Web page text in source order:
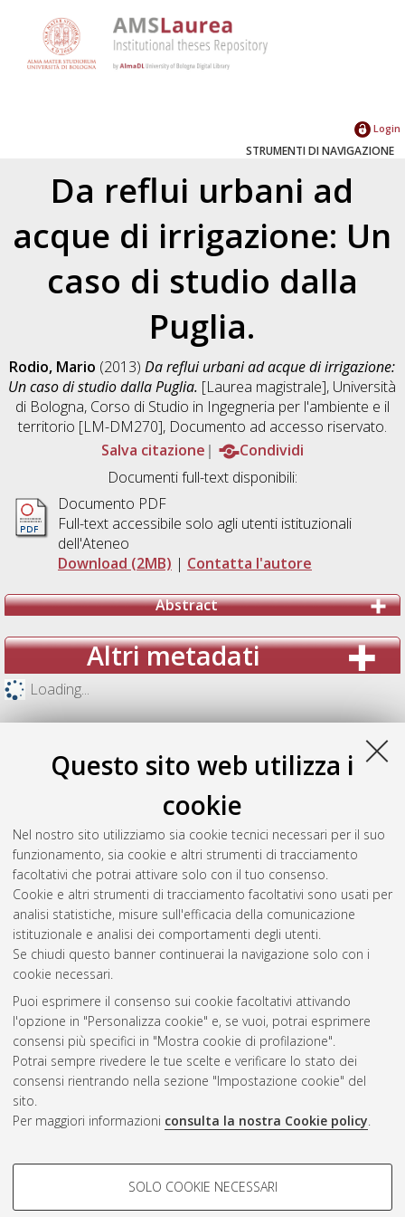
Questo sito web utilizza i
cookie
Nel nostro sito utilizziamo sia cookie tecnici necessari per il suo
funzionamento, sia cookie e altri strumenti di tracciamento
facoltativi che potrai attivare solo con il tuo consenso.
Cookie e altri strumenti di tracciamento facoltativi sono usati per
analisi statistiche, misure sull'efficacia della comunicazione
istituzionale e analisi dei comportamenti degli utenti.
Se chiudi questo banner continuerai la navigazione solo con i
cookie necessari.
Puoi esprimere il consenso sui cookie facoltativi attivando
l'opzione in "Personalizza cookie" e, se vuoi, potrai esprimere
consensi più specifici in "Mostra cookie di profilazione".
Potrai sempre rivedere le tue scelte e verificare lo stato dei
consensi rientrando nella sezione "Impostazione cookie" del
sito.
Per maggiori informazioni consulta la nostra Cookie policy.
COOKIE DI PROFILAZIONE -
SOLO COOKIE NECESSARI
Login
STRUMENTI DI NAVIGAZIONE
Da reflui urbani ad
acque di irrigazione: Un
caso di studio dalla
Puglia.
Rodio, Mario (2013)Da reflui urbani ad acque di irrigazione:
Un caso di studio dalla Puglia. [Laurea magistrale], Università
di Bologna, Corso di Studio in Ingegneria per l'ambiente e il
territorio [LM-DM270], Documento ad accesso riservato.
Salva citazione
Condividi
Documenti full-text disponibili:
Documento PDF
Full-text accessibile solo agli utenti istituzionali
dell'Ateneo
Download (2MB) | Contatta l'autore
Abstract
Altri metadati
Loading...
Gestione del documento:
Atom
Rss 1.0
Rss 2.0
AMS Laurea
Impostazioni Cookie
Informativa sulla privacy
Condizioni d’uso del sito